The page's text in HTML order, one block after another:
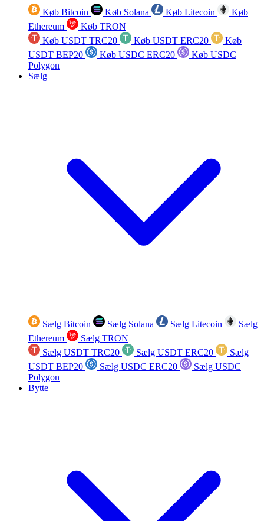
Køb Bitcoin Køb Solana Køb Litecoin
Køb
Ethereum
Køb TRON
Køb USDT TRC20
Køb USDT ERC20
Køb
USDT BEP20
Køb USDC ERC20
Køb USDC
Polygon
Sælg
Sælg Bitcoin Sælg Solana Sælg Litecoin
Sælg
Ethereum
Sælg TRON
Sælg USDT TRC20
Sælg USDT ERC20
Sælg
USDT BEP20
Sælg USDC ERC20
Sælg USDC
Polygon
Bytte